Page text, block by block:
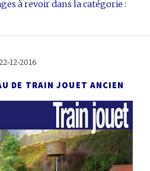
à revoir dans la catégorie :
12-2016
DE TRAIN JOUET ANCIEN